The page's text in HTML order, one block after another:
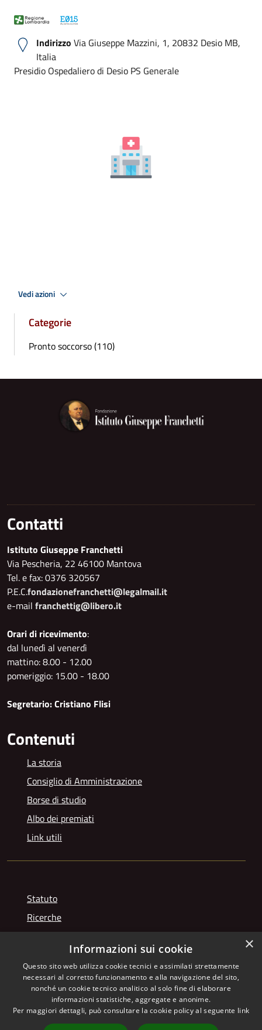
Indirizzo Via Giuseppe Mazzini, 1, 20832 Desio MB,
Italia
Presidio Ospedaliero di Desio PS Generale
Vedi azioni
Categorie
Pronto soccorso (110)
Contatti
Istituto Giuseppe Franchetti
Via Pescheria, 22 46100 Mantova
Tel. e fax: 0376 320567
P.E.C.fondazionefranchetti@legalmail.it
e-mail franchettig@libero.it
Orari di ricevimento:
dal lunedì al venerdì
mattino: 8.00 - 12.00
pomeriggio: 15.00 - 18.00
Segretario: Cristiano Flisi
Contenuti
La storia
Consiglio di Amministrazione
Borse di studio
Albo dei premiati
Link utili
Statuto
Ricerche
Videogallery
Photogallery
RSS
Accessibilità
Copyright © 2026 • Istituto
Giuseppe Franchetti • Powered
×
Informazioni sui cookie
Questo sito web utilizza cookie tecnici e assimilati strettamente
necessari al corretto funzionamento e alla navigazione del sito,
nonché un cookie tecnico analitico al solo fine di elaborare
informazioni statistiche, aggregate e anonime.
Per maggiori dettagli, può consultare la cookie policy al seguente link